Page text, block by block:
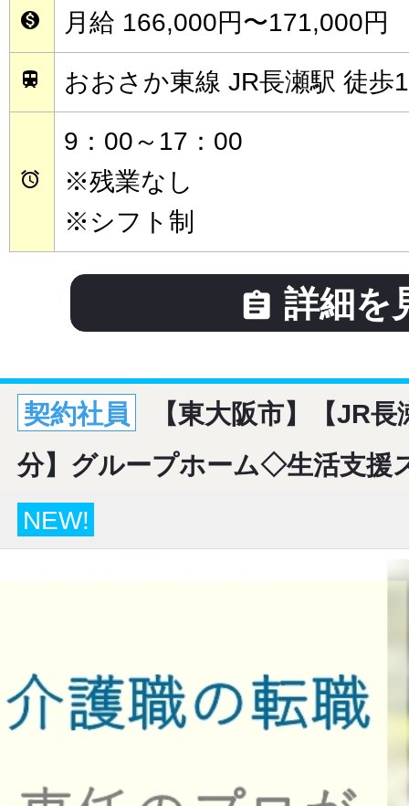
 月給 166,000円〜171,000円
 おおさか東線 JR長瀬駅 徒歩

9：00～17：00
※残業なし
※シフト制
 詳細を
契約社員
【東大阪市】【JR
分】グループホーム◇生活支援
NEW!